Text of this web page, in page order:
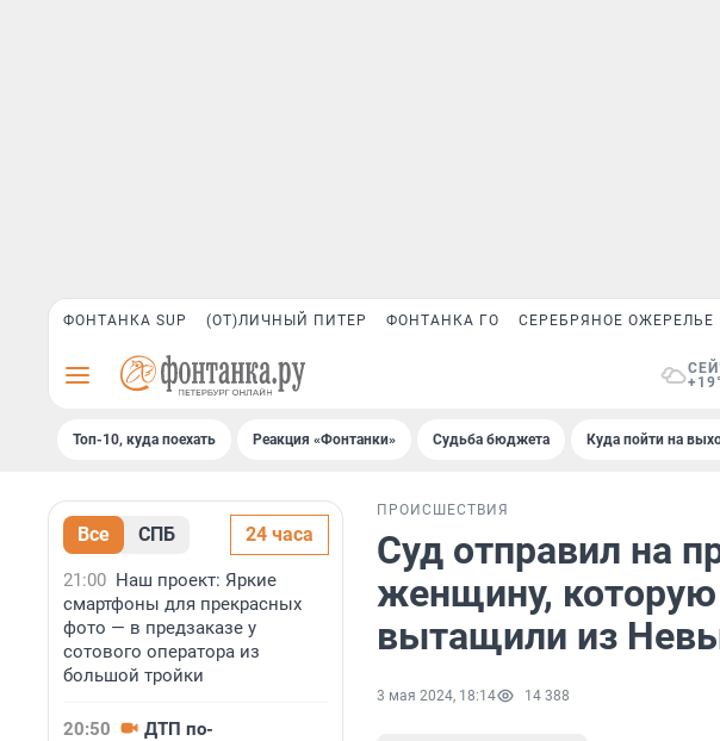
ФОНТАНКА SUP (ОТ)ЛИЧНЫЙ ПИТЕР ФОНТАНКА ГО СЕРЕБРЯНОЕ ОЖЕРЕЛЬЕ
Топ-10, куда поехать Реакция «Фонтанки» Судьба бюджета Куда пойти на
Все СПБ 24 часа
21:00 Наш проект: Яркие
смартфоны для прекрасных
фото — в предзаказе у
сотового оператора из
большой тройки
20:50
ДТП по-
ПРОИСШЕСТВИЯ
Суд отправил на
женщину,
вытащили из
3 мая 2024, 18:14 14 388